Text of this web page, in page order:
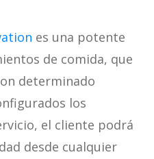
es una potente
de comida, que
determinado
los
el cliente podrá
desde cualquier